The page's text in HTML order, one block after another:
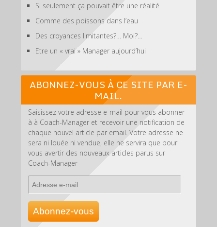
Si seulement ça pouvait être une réalité
Comme des poissons dans l’eau
Des croyances limitantes?… Moi?…
Etre un « vrai » Manager aujourd’hui
ABONNEZ-VOUS À CE SITE PAR E-
MAIL.
Saisissez votre adresse e-mail pour vous abonner
à à Coach-Manager et recevoir une notification de
chaque nouvel article par email. Votre adresse ne
sera ni louée ni vendue, elle ne servira que pour
vous avertir des nouveaux articles parus sur
Coach-Manager
e-
mail
Abonnez-vous